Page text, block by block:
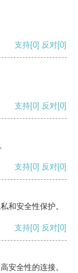
支持[0] 反对[0]
支持[0] 反对[0]
支持[0] 反对[0]
和安全性保护。
支持[0] 反对[0]
安全性的连接。